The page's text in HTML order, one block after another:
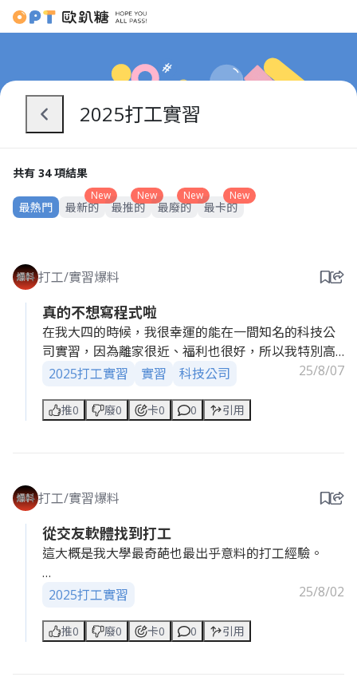
2025打工實習
共有 34 項結果
最熱門
New
最新的
New
最推的
New
最廢的
New
最卡的
打工/實習爆料
真的不想寫程式啦
在我大四的時候，我很幸運的能在一間知名的科技公
司實習，因為離家很近、福利也很好，所以我特別高
興。
當時我的工作內容是標註影像，要用滑鼠標出圖片中
似自動標註影像的小程式，但說真的我根本不擅長寫
程式，甚至還要我標註影像和寫程式同時進行，所以
對我來說反而變成一種壓力。後來同事讓我專心寫程
式，他看到了我寫的程式也覺得寫得很普通，然後就
問我說還要繼續寫程式嗎，我就直接跟他說我不想要
寫了，於是我才又恢復到我原本的工作內容。
雖然我知道他可能是想知道我的能力在哪裡，但真的
2025打工實習 實習 科技公司 25/8/07
推0 廢0 卡0 0 引用
打工/實習爆料
從交友軟體找到打工
這大概是我大學最奇葩也最出乎意料的打工經驗。
原本滑交友軟體只是想找一段甜甜的戀愛，結果居然
2025打工實習 25/8/02
推0 廢0 卡0 0 引用